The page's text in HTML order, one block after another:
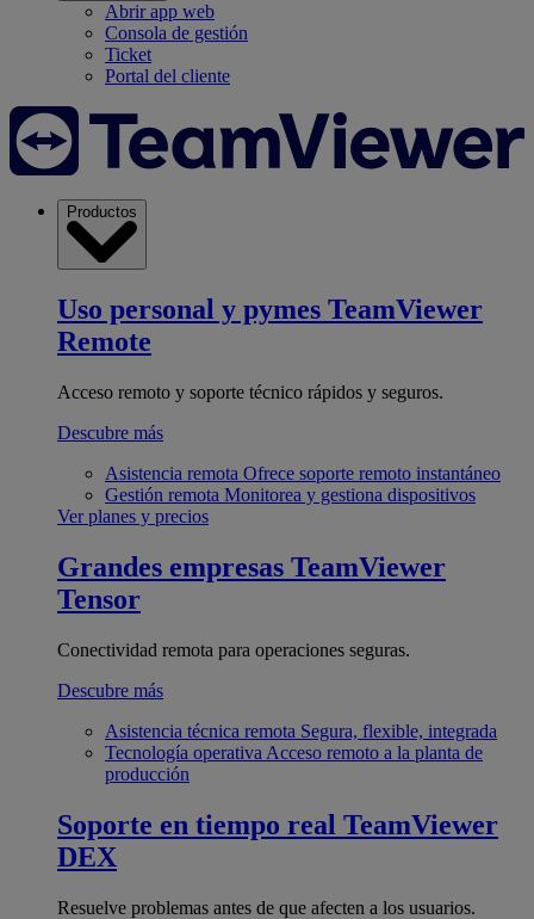
Abrir app web
Consola de gestión
Ticket
Portal del cliente
Productos
Uso personal y pymes TeamViewer
Remote
Acceso remoto y soporte técnico rápidos y seguros.
Descubre más
Asistencia remota Ofrece soporte remoto instantáneo
Gestión remota Monitorea y gestiona dispositivos
Ver planes y precios
Grandes empresas TeamViewer
Tensor
Conectividad remota para operaciones seguras.
Descubre más
Asistencia técnica remota Segura, flexible, integrada
Tecnología operativa Acceso remoto a la planta de
producción
Soporte en tiempo real TeamViewer
DEX
Resuelve problemas antes de que afecten a los usuarios.